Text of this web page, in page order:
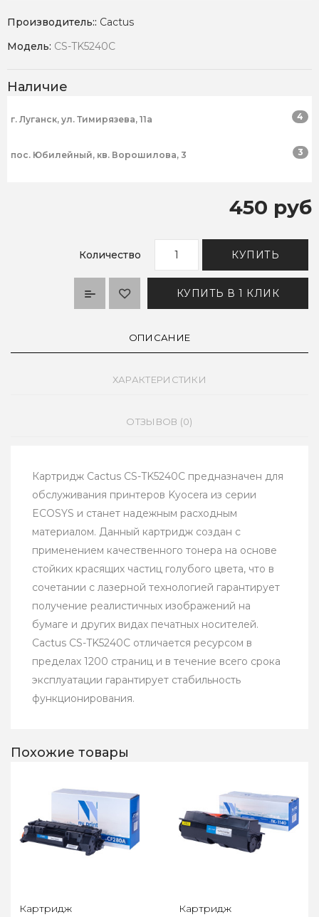
Производитель:: Cactus
Модель: CS-TK5240C
Наличие
г. Луганск, ул. Тимирязева, 11а 4
пос. Юбилейный, кв. Ворошилова, 3 3
450 руб
Количество КУПИТЬ
КУПИТЬ В 1 КЛИК
ОПИСАНИЕ
ХАРАКТЕРИСТИКИ
ОТЗЫВОВ (0)
Картридж Cactus CS-TK5240C предназначен для
обслуживания принтеров Kyocera из серии
ECOSYS и станет надежным расходным
материалом. Данный картридж создан с
применением качественного тонера на основе
стойких красящих частиц голубого цвета, что в
сочетании с лазерной технологией гарантирует
получение реалистичных изображений на
бумаге и других видах печатных носителей.
Cactus CS-TK5240C отличается ресурсом в
пределах 1200 страниц и в течение всего срока
эксплуатации гарантирует стабильность
функционирования.
Похожие товары
Картридж
Картридж